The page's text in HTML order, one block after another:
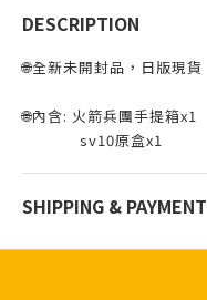
DESCRIPTION
🌐全新未開封品，日版現貨 ⁣⁣
🌐內含: 火箭兵團手提箱x1
sv10原盒x1
SHIPPING & PAYMENT